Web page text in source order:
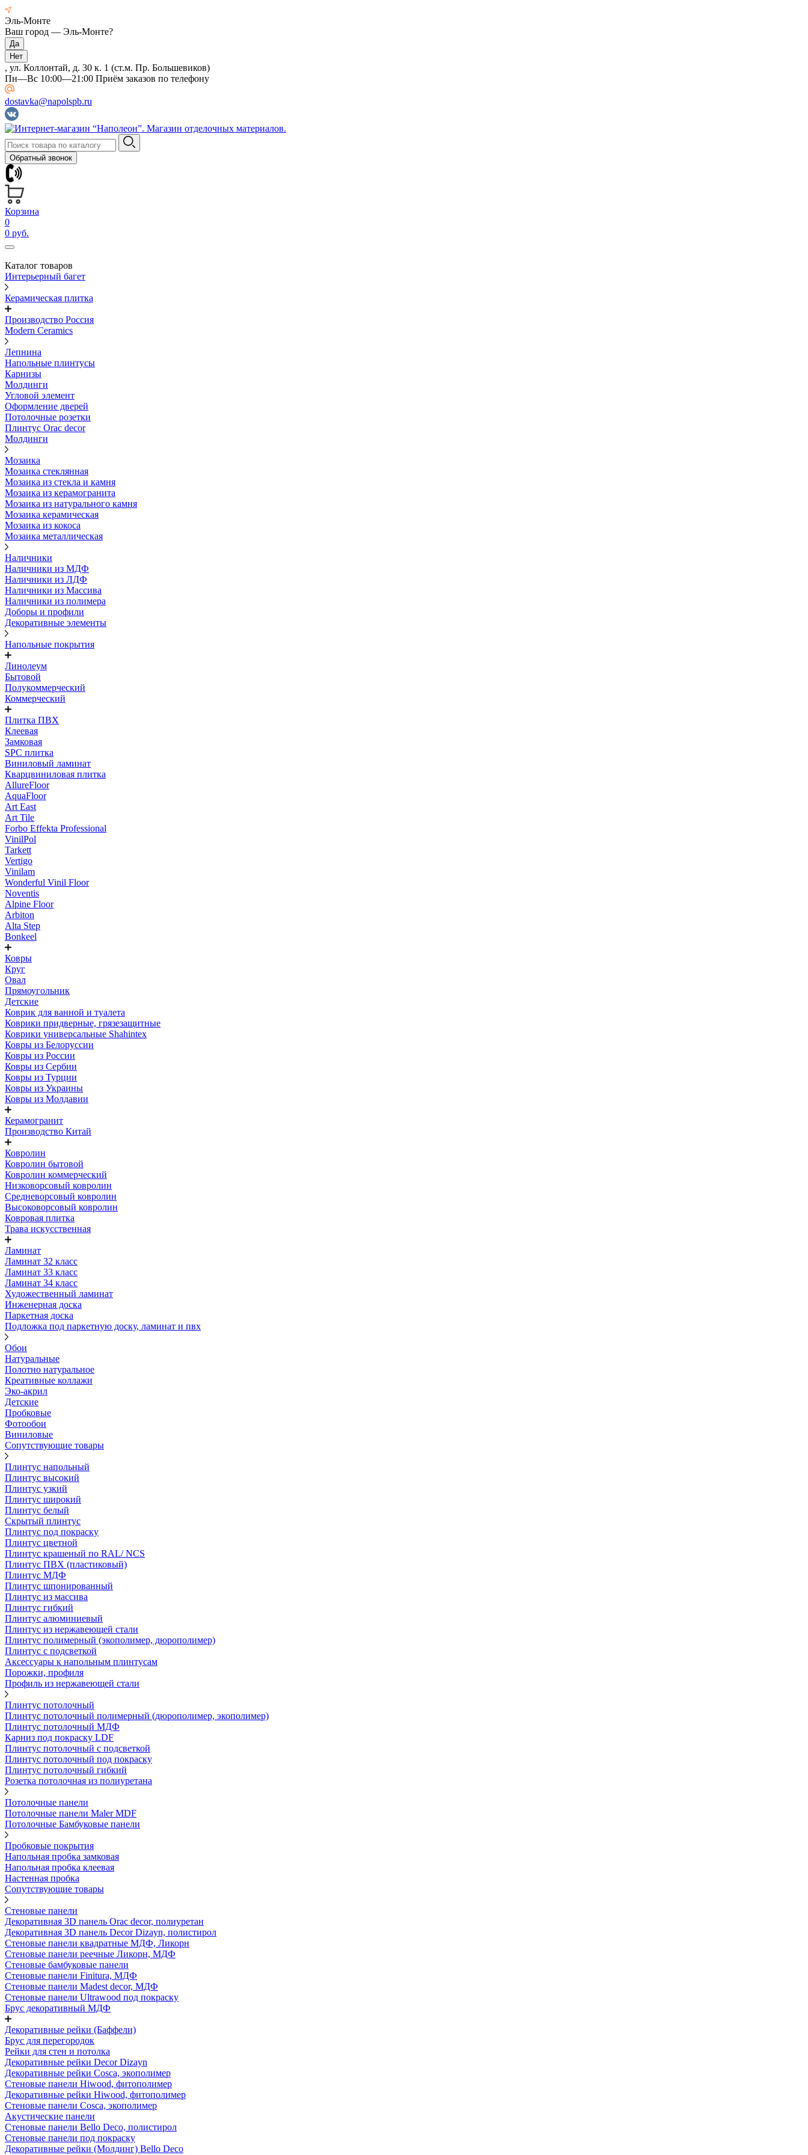
Эль-Монте
Ваш город — Эль-Монте?
, ул. Коллонтай, д. 30 к. 1 (ст.м. Пр. Большевиков)
Пн—Вс 10:00—21:00 Приём заказов по телефону
dostavka@napolspb.ru
Обратный звонок
Корзина
0
0 руб.
Каталог товаров
Интерьерный багет
Керамическая плитка
Производство Россия
Modern Ceramics
Лепнина
Напольные плинтусы
Карнизы
Молдинги
Угловой элемент
Оформление дверей
Потолочные розетки
Плинтус Orac decor
Молдинги
Мозаика
Мозаика стеклянная
Мозаика из стекла и камня
Мозаика из керамогранита
Мозаика из натурального камня
Мозаика керамическая
Мозаика из кокоса
Мозаика металлическая
Наличники
Наличники из МДФ
Наличники из ЛДФ
Наличники из Массива
Наличники из полимера
Доборы и профили
Декоративные элементы
Напольные покрытия
Линолеум
Бытовой
Полукоммерческий
Коммерческий
Плитка ПВХ
Клеевая
Замковая
SPC плитка
Виниловый ламинат
Кварцвиниловая плитка
AllureFloor
AquaFloor
Art East
Art Tile
Forbo Effekta Professional
VinilPol
Tarkett
Vertigo
Vinilam
Wonderful Vinil Floor
Noventis
Alpine Floor
Arbiton
Alta Step
Bonkeel
Ковры
Круг
Овал
Прямоугольник
Детские
Коврик для ванной и туалета
Коврики придверные, грязезащитные
Коврики универсальные Shahintex
Ковры из Белоруссии
Ковры из России
Ковры из Сербии
Ковры из Турции
Ковры из Украины
Ковры из Молдавии
Керамогранит
Производство Китай
Ковролин
Ковролин бытовой
Ковролин коммерческий
Низковорсовый ковролин
Средневорсовый ковролин
Высоковорсовый ковролин
Ковровая плитка
Трава искусственная
Ламинат
Ламинат 32 класс
Ламинат 33 класс
Ламинат 34 класс
Художественный ламинат
Инженерная доска
Паркетная доска
Подложка под паркетную доску, ламинат и пвх
Обои
Натуральные
Полотно натуральное
Креативные коллажи
Эко-акрил
Детские
Пробковые
Фотообои
Виниловые
Сопутствующие товары
Плинтус напольный
Плинтус высокий
Плинтус узкий
Плинтус широкий
Плинтус белый
Скрытый плинтус
Плинтус под покраску
Плинтус цветной
Плинтус крашеный по RAL/ NCS
Плинтус ПВХ (пластиковый)
Плинтус МДФ
Плинтус шпонированный
Плинтус из массива
Плинтус гибкий
Плинтус алюминиевый
Плинтус из нержавеющей стали
Плинтус полимерный (экополимер, дюрополимер)
Плинтус с подсветкой
Аксессуары к напольным плинтусам
Порожки, профиля
Профиль из нержавеющей стали
Плинтус потолочный
Плинтус потолочный полимерный (дюрополимер, экополимер)
Плинтус потолочный МДФ
Карниз под покраску LDF
Плинтус потолочный с подсветкой
Плинтус потолочный под покраску
Плинтус потолочный гибкий
Розетка потолочная из полиуретана
Потолочные панели
Потолочные панели Maler MDF
Потолочные Бамбуковые панели
Пробковые покрытия
Напольная пробка замковая
Напольная пробка клеевая
Настенная пробка
Сопутствующие товары
Стеновые панели
Декоративная 3D панель Orac decor, полиуретан
Декоративная 3D панель Decor Dizayn, полистирол
Стеновые панели квадратные МДФ, Ликорн
Стеновые панели реечные Ликорн, МДФ
Стеновые бамбуковые панели
Стеновые панели Finitura, МДФ
Стеновые панели Madest decor, МДФ
Стеновые панели Ultrawood под покраску
Брус декоративный МДФ
Декоративные рейки (Баффели)
Брус для перегородок
Рейки для стен и потолка
Декоративные рейки Decor Dizayn
Декоративные рейки Cosca, экополимер
Стеновые панели Hiwood, фитополимер
Декоративные рейки Hiwood, фитополимер
Стеновые панели Cosca, экополимер
Акустические панели
Стеновые панели Bello Deco, полистирол
Стеновые панели под покраску
Декоративные рейки (Молдинг) Bello Deco